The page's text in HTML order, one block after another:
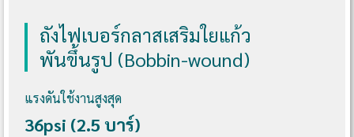
ถังไฟเบอร์กลาสเสริมใยแก้ว
พันขึ้นรูป (Bobbin-wound)
แรงดันใช้งานสูงสุด
36psi (2.5 บาร์)